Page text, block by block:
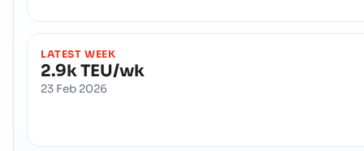
LATEST WEEK
2.9k TEU/wk
23 Feb 2026